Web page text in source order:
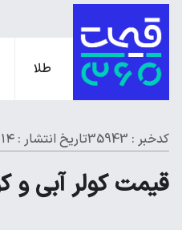
طلا
کدخبر : 35943 تاریخ انتشار : ۱۴ خرداد ۱۴۰۵ - ۱۵:۳۰
قیمت کولر آبی و